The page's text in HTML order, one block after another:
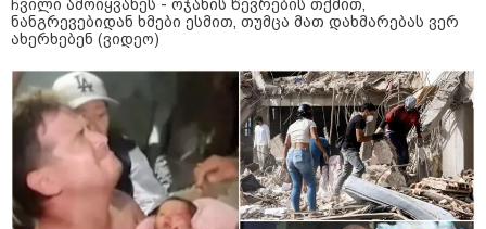
ჩვილი ამოიყვანეს - ოჯახის წევრების თქმით,
ნანგრევებიდან ხმები ესმით, თუმცა მათ დახმარებას ვერ
ახერხებენ (ვიდეო)